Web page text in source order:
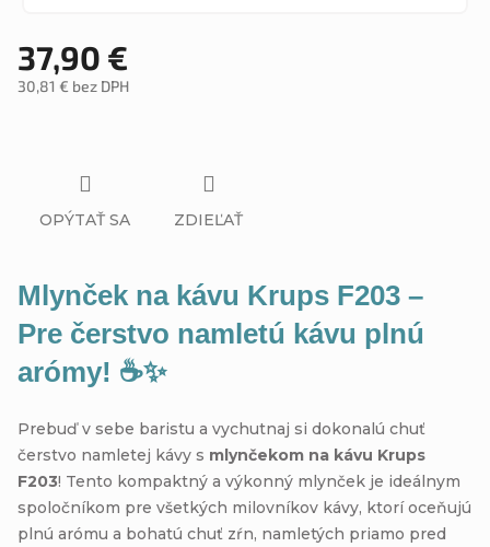
37,90 €
30,81 € bez DPH
Mlynček na kávu Krups F203 –
Pre čerstvo namletú kávu plnú
arómy! ☕✨
Prebuď v sebe baristu a vychutnaj si dokonalú chuť
čerstvo namletej kávy s mlynčekom na kávu Krups
F203! Tento kompaktný a výkonný mlynček je ideálnym
spoločníkom pre všetkých milovníkov kávy, ktorí oceňujú
plnú arómu a bohatú chuť zŕn, namletých priamo pred
OPÝTAŤ SA ZDIEĽAŤ